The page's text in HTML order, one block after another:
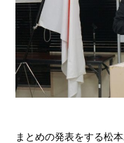
まとめの発表をする松